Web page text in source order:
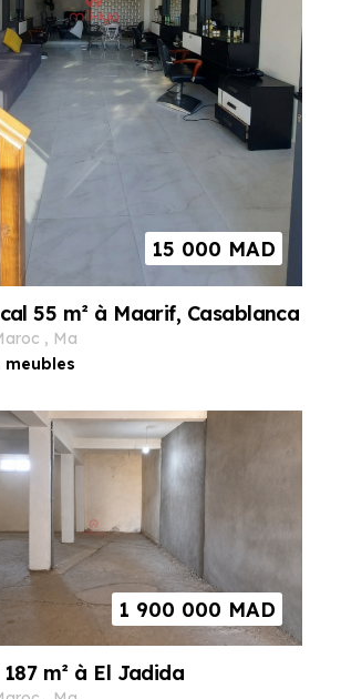
15 000 MAD
55 m² à Maarif, Casablanca
maroc ,
ma
meubles
1 900 000 MAD
m² à El Jadida